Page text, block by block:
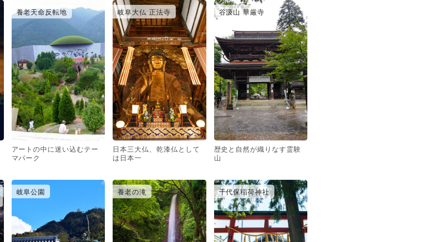
養老天命反転地
アートの中に迷い込むテー
マパーク
岐阜大仏 正法寺
日本三大仏、乾漆仏として
は日本一
谷汲山 華厳寺
歴史と自然が織りなす霊験
山
岐阜公園 養老の滝 千代保稲荷神社